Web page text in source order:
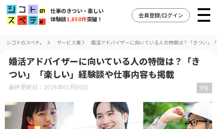
仕事のきつい・楽しい
体験談1,850件突破！
会員登録/ログイン
シゴトのスベテ。 サービス業 婚活アドバイザーに向いている人の特徴は？「きつい」
婚活アドバイザーに向いている人の特徴は？「き
つい」「楽しい」経験談や仕事内容も掲載
最終更新日：2026年01月06日 PR